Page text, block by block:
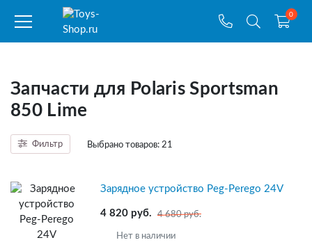
0
Запчасти для Polaris Sportsman
850 Lime
Фильтр Выбрано товаров: 21
Зарядное устройство Peg-Perego 24V
4 820 руб. 4 680 руб.
Нет в наличии